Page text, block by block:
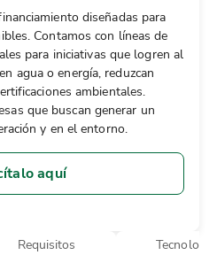
diseñadas para
Contamos con líneas de
para iniciativas que logren al
agua o energía, reduzcan
ambientales.
que buscan generar un
y en el entorno.
aquí
Requisitos Tecnología